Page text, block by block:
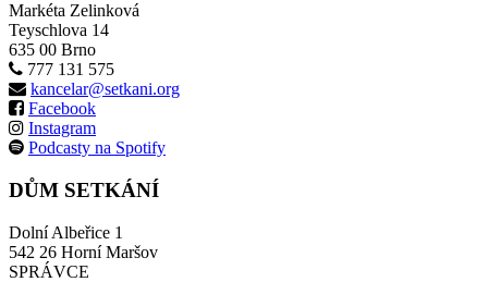
Markéta Zelinková
Teyschlova 14
635 00 Brno
777 131 575
kancelar@setkani.org
Facebook
Instagram
Podcasty na Spotify
DŮM SETKÁNÍ
Dolní Albeřice 1
542 26 Horní Maršov
SPRÁVCE